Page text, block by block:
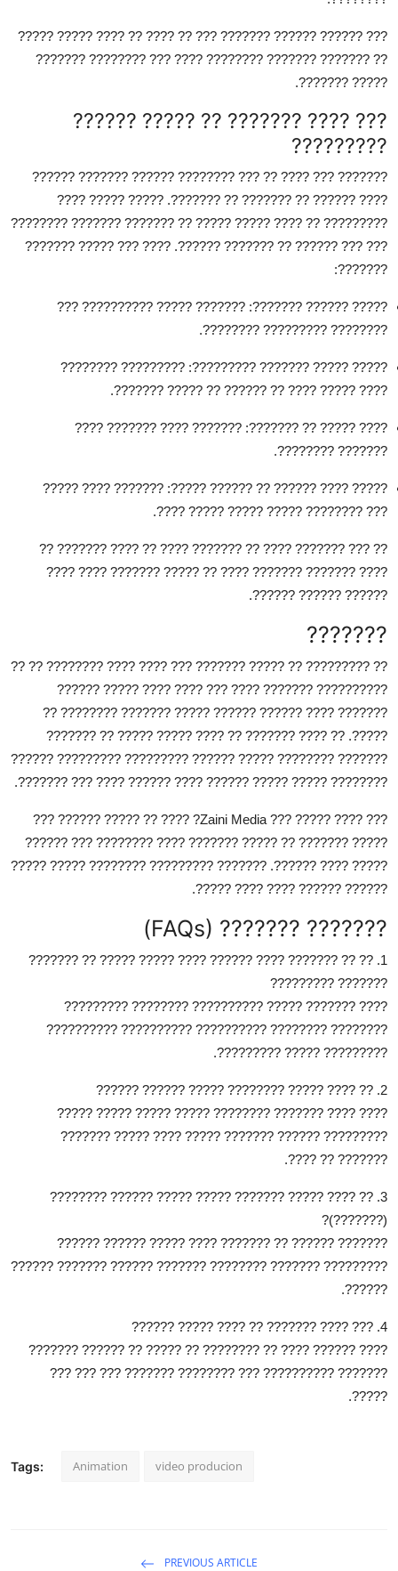
??? ?????? ?????? ??????? ??? ?? ???? ??
???? ????? ?????
?? ??????? ??????? ????????
???? ??? ???????? ???????
????? ???????.
??? ???? ??????? ?? ????? ??????
?????????
??????? ??? ???? ?? ??? ???????? ?????? ??????? ??????
???? ?????? ?? ??????? ?? ???????. ????? ????? ????
????????? ??
???? ????? ????? ?? ??????? ??????? ????????
??? ??? ?????? ?? ??????? ??????. ???? ??? ????? ???????
???????:
????? ?????? ???????
: ??????? ????? ?????????? ???
???????? ????????? ????????.
????? ????? ??????? ?????????
: ????????? ????????
???? ????? ???? ?? ?????? ?? ????? ???????.
???? ????? ?? ???????
: ??????? ???? ??????? ????
??????? ????????.
????? ???? ?????? ?? ?????? ?????
: ??????? ???? ?????
??? ???????? ????? ????? ????? ????.
?? ??? ??????? ???? ?? ??????? ???? ?? ???? ??????? ??
???? ??????? ??????? ???? ?? ????? ??????? ???? ????
?????? ?????? ??????.
???????
?? ????????? ?? ????? ??????? ??? ???? ???? ???????? ?? ??
?????????? ??????? ???? ??? ???? ???? ????? ??????
??????? ???? ?????? ?????? ????? ??????? ???????? ??
?????. ?? ???? ??????? ??
???? ????? ????? ?? ???????
??????? ????????
????? ?????? ????????? ????????? ??????
???????? ????? ????? ?????? ???? ?????? ???? ??? ???????.
??? ???? ????? ???
Zaini Media
? ???? ?? ????? ?????? ???
????? ??????? ?? ????? ??????? ???? ???????? ??? ??????
????? ???? ??????. ??????? ????????? ???????? ????? ?????
?????? ?????? ???? ???? ?????.
??????? ??????? (FAQs)
1. ?? ?? ??????? ???? ?????? ???? ????? ????? ?? ???????
??????? ?????????
???? ??????? ????? ?????????? ???????? ?????????
???????? ???????? ?????????? ?????????? ??????????
????????? ????? ?????????.
2. ?? ???? ????? ???????? ????? ?????? ??????
???? ???? ??????? ???????? ????? ????? ????? ?????
????????? ?????? ??????? ????? ???? ????? ???????
??????? ?? ????.
3. ?? ???? ????? ??????? ????? ????? ?????? ????????
(???????)?
??????? ?????? ?? ??????? ???? ????? ?????? ??????
????????? ??????? ???????? ??????? ?????? ??????? ??????
??????.
4. ??? ???? ??????? ?? ???? ????? ??????
???? ?????? ???? ?? ???????? ?? ????? ?? ?????? ???????
??????? ?????????? ??? ???????? ??????? ??? ??? ???
?????.
Tags: Animation video producion
PREVIOUS ARTICLE